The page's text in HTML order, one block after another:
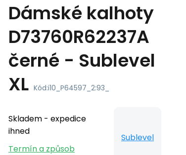
Dámské kalhoty
D73760R62237A
černé - Sublevel
XL Kód:i10_P64597_2:93_
Skladem - expedice
ihned
Termín a způsob
Sublevel